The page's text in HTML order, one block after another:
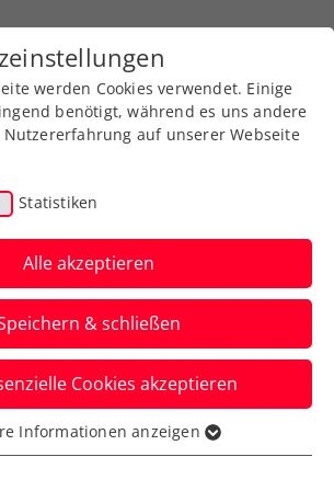
Newsübersicht
Ofner
sich Duell mit
Sieger
für Dominic Thiem in
Misolic und Sam
Bukarest keine Erfolge.
werden Cookies verwendet. Einige
benötigt, während es uns andere
auf unserer Webseite
Statistiken
Alle akzeptieren
& schließen
Cookies akzeptieren
werden für grundlegende
Informationen anzeigen